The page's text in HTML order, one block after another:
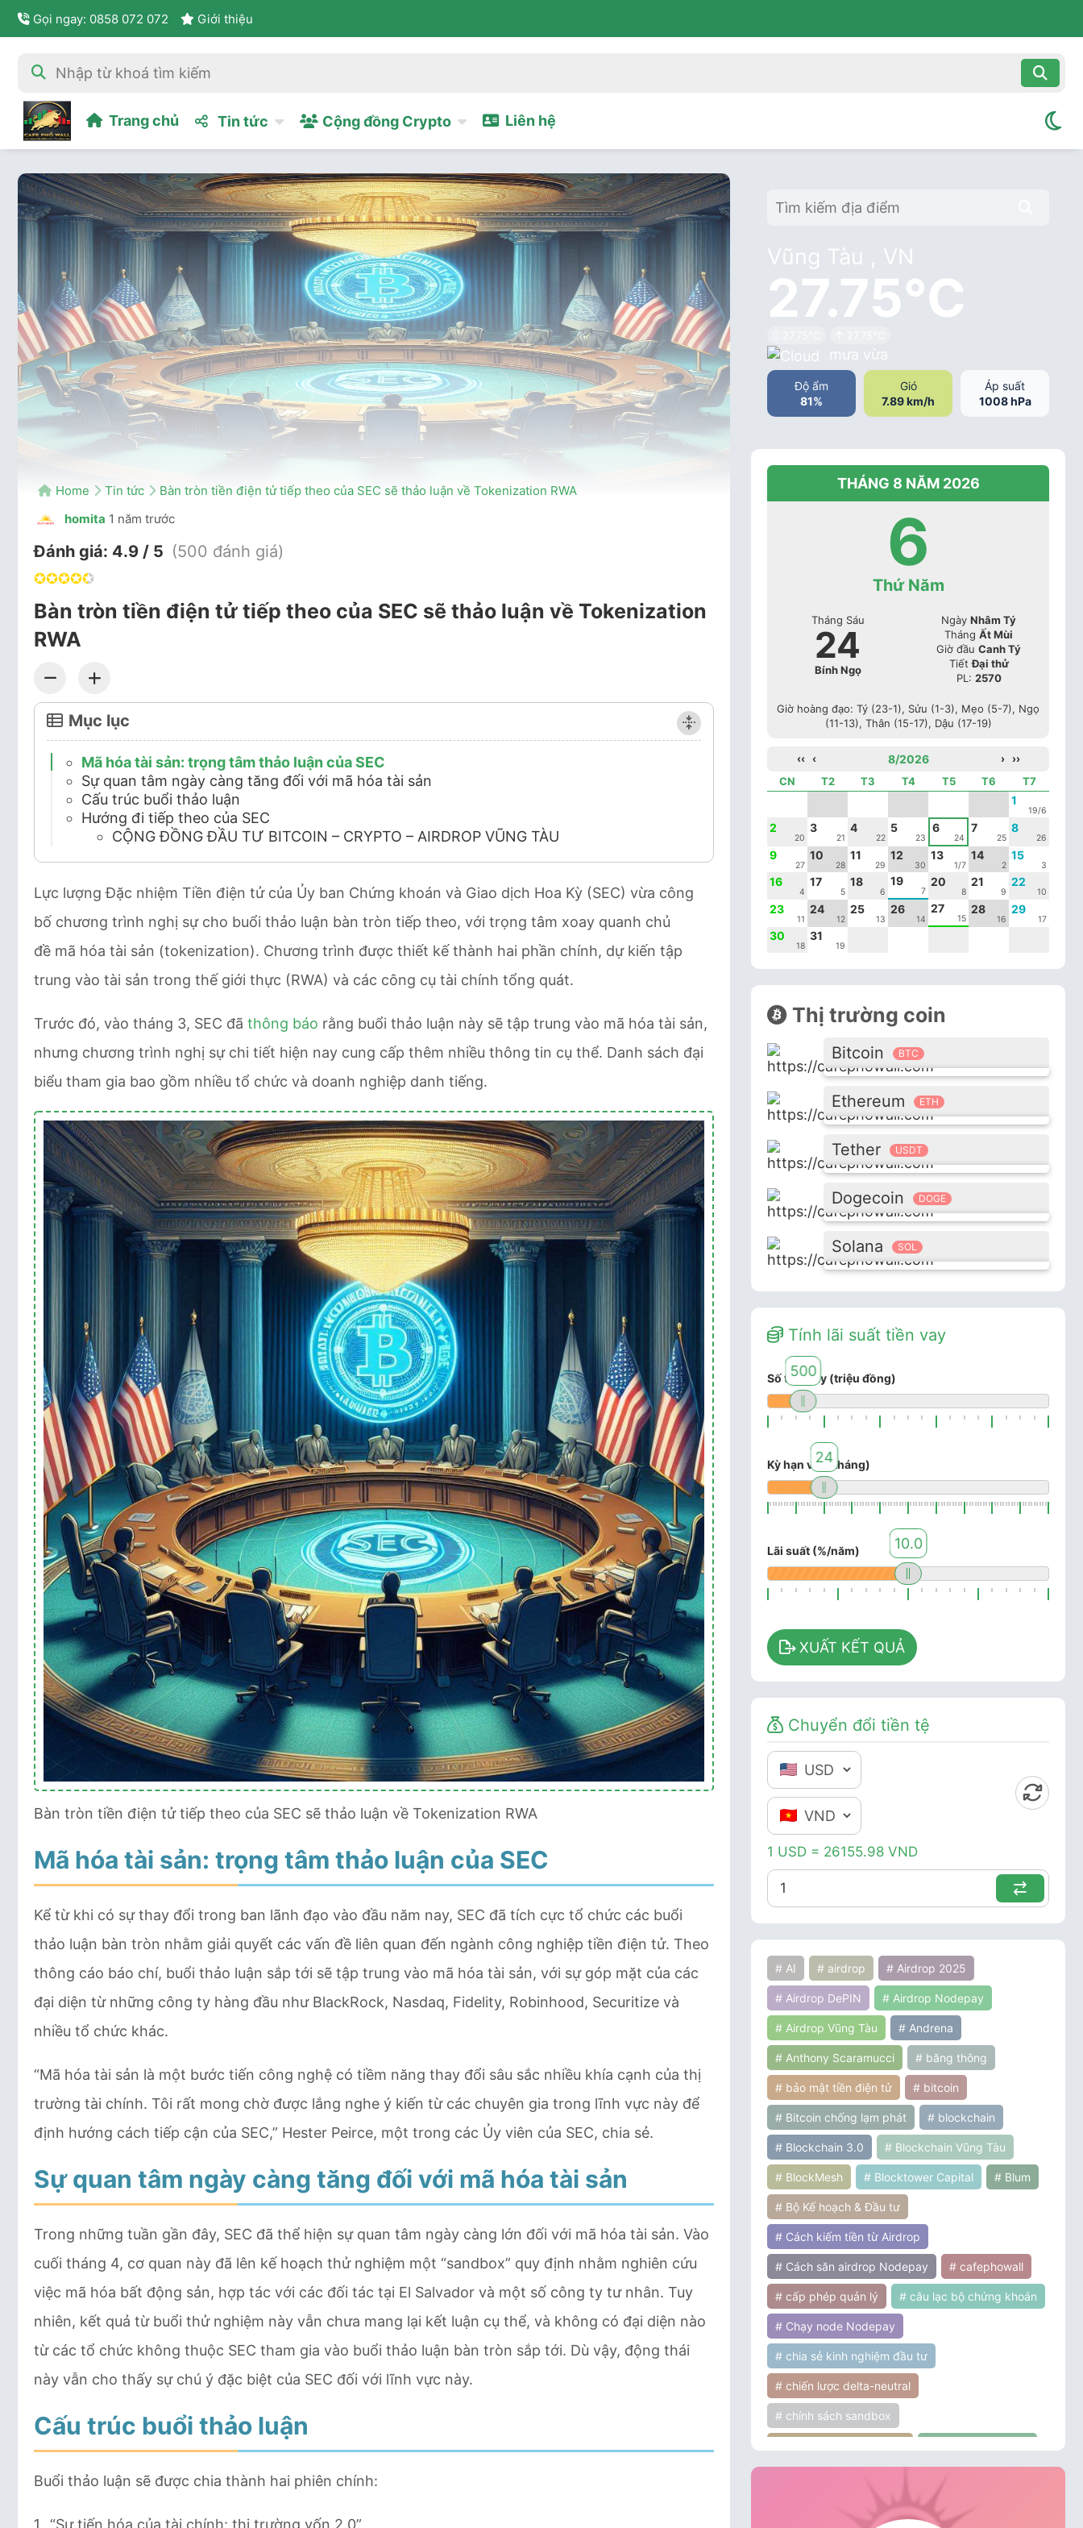
Gọi ngay: 0858 072 072 Giới thiệu
Trang chủ Tin tức Cộng đồng Crypto Liên hệ
Home Tin tức
Bàn tròn tiền điện tử tiếp theo của SEC sẽ thảo luận về Tokenization RWA
homita 1 năm trước
Đánh giá: 4.9 / 5 (500 đánh giá)
✪✪✪✪✪
Bàn tròn tiền điện tử tiếp theo của SEC sẽ thảo luận về Tokenization
RWA
Mục lục
Mã hóa tài sản: trọng tâm thảo luận của SEC
Sự quan tâm ngày càng tăng đối với mã hóa tài sản
Cấu trúc buổi thảo luận
Hướng đi tiếp theo của SEC
CỘNG ĐỒNG ĐẦU TƯ BITCOIN – CRYPTO – AIRDROP VŨNG TÀU
Lực lượng Đặc nhiệm Tiền điện tử của Ủy ban Chứng khoán và Giao dịch Hoa Kỳ (SEC) vừa công
bố chương trình nghị sự cho buổi thảo luận bàn tròn tiếp theo, với trọng tâm xoay quanh chủ
đề mã hóa tài sản (tokenization). Chương trình được thiết kế thành hai phần chính, dự kiến tập
trung vào tài sản trong thế giới thực (RWA) và các công cụ tài chính tổng quát.
Trước đó, vào tháng 3, SEC đã thông báo rằng buổi thảo luận này sẽ tập trung vào mã hóa tài sản,
nhưng chương trình nghị sự chi tiết hiện nay cung cấp thêm nhiều thông tin cụ thể. Danh sách đại
biểu tham gia bao gồm nhiều tổ chức và doanh nghiệp danh tiếng.
Bàn tròn tiền điện tử tiếp theo của SEC sẽ thảo luận về Tokenization RWA
Mã hóa tài sản: trọng tâm thảo luận của SEC
Kể từ khi có sự thay đổi trong ban lãnh đạo vào đầu năm nay, SEC đã tích cực tổ chức các buổi
thảo luận bàn tròn nhằm giải quyết các vấn đề liên quan đến ngành công nghiệp tiền điện tử. Theo
thông cáo báo chí, buổi thảo luận sắp tới sẽ tập trung vào mã hóa tài sản, với sự góp mặt của các
đại diện từ những công ty hàng đầu như BlackRock, Nasdaq, Fidelity, Robinhood, Securitize và
nhiều tổ chức khác.
“Mã hóa tài sản là một bước tiến công nghệ có tiềm năng thay đổi sâu sắc nhiều khía cạnh của thị
trường tài chính. Tôi rất mong chờ được lắng nghe ý kiến từ các chuyên gia trong lĩnh vực này để
định hướng cách tiếp cận của SEC,” Hester Peirce, một trong các Ủy viên của SEC, chia sẻ.
Sự quan tâm ngày càng tăng đối với mã hóa tài sản
Trong những tuần gần đây, SEC đã thể hiện sự quan tâm ngày càng lớn đối với mã hóa tài sản. Vào
cuối tháng 4, cơ quan này đã lên kế hoạch thử nghiệm một “sandbox” quy định nhằm nghiên cứu
việc mã hóa bất động sản, hợp tác với các đối tác tại El Salvador và một số công ty tư nhân. Tuy
nhiên, kết quả từ buổi thử nghiệm này vẫn chưa mang lại kết luận cụ thể, và không có đại diện nào
từ các tổ chức không thuộc SEC tham gia vào buổi thảo luận bàn tròn sắp tới. Dù vậy, động thái
này vẫn cho thấy sự chú ý đặc biệt của SEC đối với lĩnh vực này.
Cấu trúc buổi thảo luận
Buổi thảo luận sẽ được chia thành hai phiên chính:
“Sự tiến hóa của tài chính: thị trường vốn 2.0”
Vũng Tàu , VN
27.75°C
mưa vừa
Độ ẩm
81%
Gió
7.89 km/h
Áp suất
1008 hPa
THÁNG 8 NĂM 2026
6
Thứ Năm
Tháng Sáu
24
Bính Ngọ
Ngày Nhâm Tý
Tháng Ất Mùi
Giờ đầu Canh Tý
TiếtĐại thử
PL: 2570
Giờ hoàng đạo: Tý (23-1), Sửu (1-3), Mẹo (5-7), Ngọ
(11-13), Thân (15-17), Dậu (17-19)
‹‹ ‹ 8/2026 ›
››
CN
T2 T3 T4 T5 T6 T7
1
19/6
2
20
3
21
4
22
5
23
6
24
7
25
8
26
9
27
10
28
11
29
12
30
13
1/7
14
2
15
3
16
4
17
5
18
6
19
7
20
8
21
9
22
10
23
11
24
12
25
13
26
14
27
15
28
16
29
17
30
18
31
19
Thị trường coin
Bitcoin BTC
Ethereum ETH
Tether USDT
Dogecoin DOGE
Solana SOL
Tính lãi suất tiền vay
Số tiền vay (triệu đồng)
500
Kỳ hạn vay (tháng)
24
Lãi suất (%/năm) 10.0
XUẤT KẾT QUẢ
Chuyển đổi tiền tệ
1 USD = 26155.98 VND
# AI # airdrop # Airdrop 2025
# Airdrop DePIN # Airdrop Nodepay
# Airdrop Vũng Tàu # Andrena
# Anthony Scaramucci # băng thông
# bảo mật tiền điện tử # bitcoin
# Bitcoin chống lạm phát # blockchain
# Blockchain 3.0 # Blockchain Vũng Tàu
# BlockMesh # Blocktower Capital # Blum
# Bộ Kế hoạch & Đầu tư
# Cách kiếm tiền từ Airdrop
# Cách săn airdrop Nodepay # cafephowall
# cấp phép quản lý # câu lạc bộ chứng khoán
# Chạy node Nodepay
# chia sẻ kinh nghiệm đầu tư
# chiến lược delta-neutral
# chính sách sandbox
# cơ hội và thách thức # Coinbase Ventures